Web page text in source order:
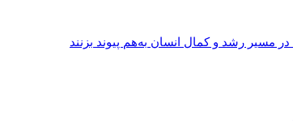
مسیر رشد و کمال انسان به‌هم پیوند بزنند